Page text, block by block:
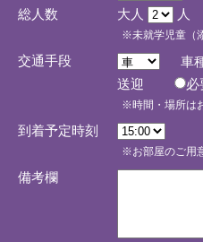
総人数
大人 人
※未就学児童（
交通手段
車
送迎
※時間・場所は
到着予定時刻
※お部屋のご用
備考欄